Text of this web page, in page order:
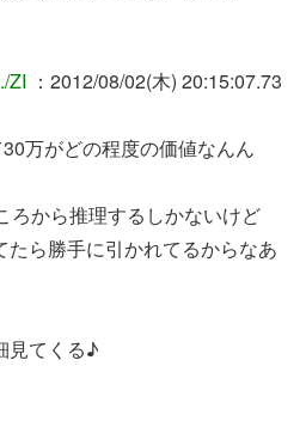
ZI ：2012/08/02(木) 20:15:07.73
万がどの程度の価値なんん
ろから推理するしかないけど
たら勝手に引かれてるからなあ
見てくる♪